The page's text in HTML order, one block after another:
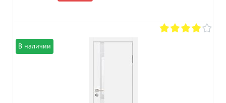
В наличии